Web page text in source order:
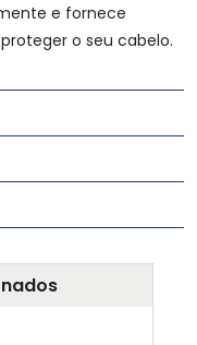
e fornece
o seu cabelo.